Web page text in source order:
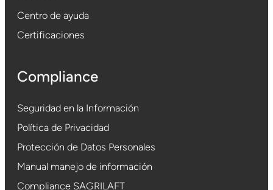
Centro de ayuda
Certificaciones
Compliance
Seguridad en la Información
Política de Privacidad
Protección de Datos Personales
Manual manejo de información
Compliance SAGRILAFT